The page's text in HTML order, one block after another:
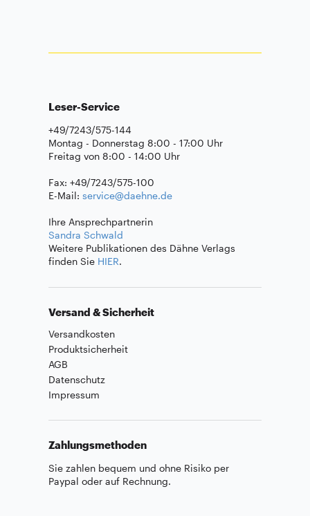
Leser-Service
+49/7243/575-144
Montag - Donnerstag 8:00 - 17:00 Uhr
Freitag von 8:00 - 14:00 Uhr
Fax: +49/7243/575-100
E-Mail: service@daehne.de
Ihre Ansprechpartnerin
Sandra Schwald
Weitere Publikationen des Dähne Verlags
finden Sie HIER.
Versand & Sicherheit
Versandkosten
Produktsicherheit
AGB
Datenschutz
Impressum
Zahlungsmethoden
Sie zahlen bequem und ohne Risiko per
Paypal oder auf Rechnung.